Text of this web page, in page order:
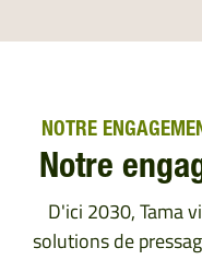
NOTRE
Notre
D'ici 2030, Tama
solutions de